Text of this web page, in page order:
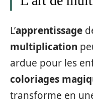
L’apprentissage
multiplication
ardue pour les
coloriages
transforme en